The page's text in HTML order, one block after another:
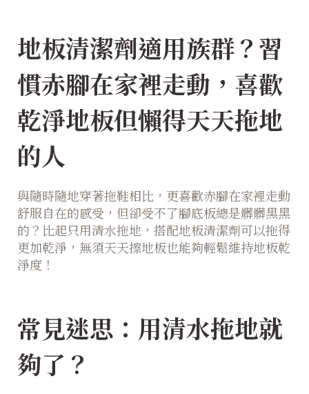
地板清潔劑適用族群？習
慣赤腳在家裡走動，喜歡
乾淨地板但懶得天天拖地
的人
與隨時隨地穿著拖鞋相比，更喜歡赤腳在家裡走動
舒服自在的感受，但卻受不了腳底板總是髒髒黑黑
的？比起只用清水拖地，搭配地板清潔劑可以拖得
更加乾淨，無須天天擦地板也能夠輕鬆維持地板乾
淨度！
常見迷思：用清水拖地就
夠了？